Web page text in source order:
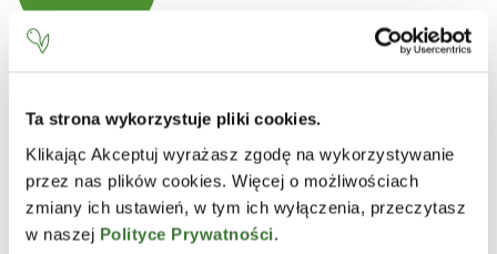
Ta strona wykorzystuje pliki cookies.
Klikając Akceptuj wyrażasz zgodę na wykorzystywanie
przez nas plików cookies. Więcej o możliwościach
zmiany ich ustawień, w tym ich wyłączenia, przeczytasz
w naszej Polityce Prywatności.
Con el cabello recién lavado, aplicar una pequeña cantidad
de producto sobre la zona más seca, que suelen ser las
puntas y masajear suavemente. Dejar actuar de 3 a 5
minutos y enjuagar. Se recomienda aplicar de medios a
puntas, especialmente en cabellos más grasos, e ir subiendo
hacia el cuero cabelludo en cabellos más secos.